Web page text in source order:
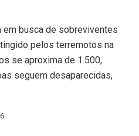
em busca de sobreviventes
pelos terremotos na
se aproxima de 1.500,
seguem desaparecidas,